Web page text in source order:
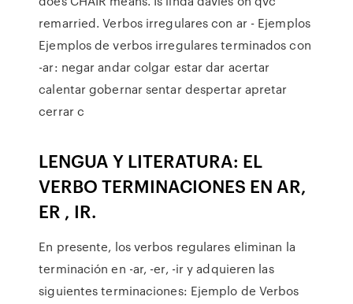
remarried. Verbos irregulares con ar - Ejemplos
Ejemplos de verbos irregulares terminados con
-ar: negar andar colgar estar dar acertar
calentar gobernar sentar despertar apretar
cerrar c
LENGUA Y LITERATURA: EL
VERBO TERMINACIONES EN AR,
ER , IR.
En presente, los verbos regulares eliminan la
terminación en -ar, -er, -ir y adquieren las
siguientes terminaciones: Ejemplo de Verbos